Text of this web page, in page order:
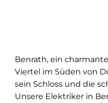
Benrath, ein
Viertel im Süden von
sein Schloss und die
Unsere Elektriker in